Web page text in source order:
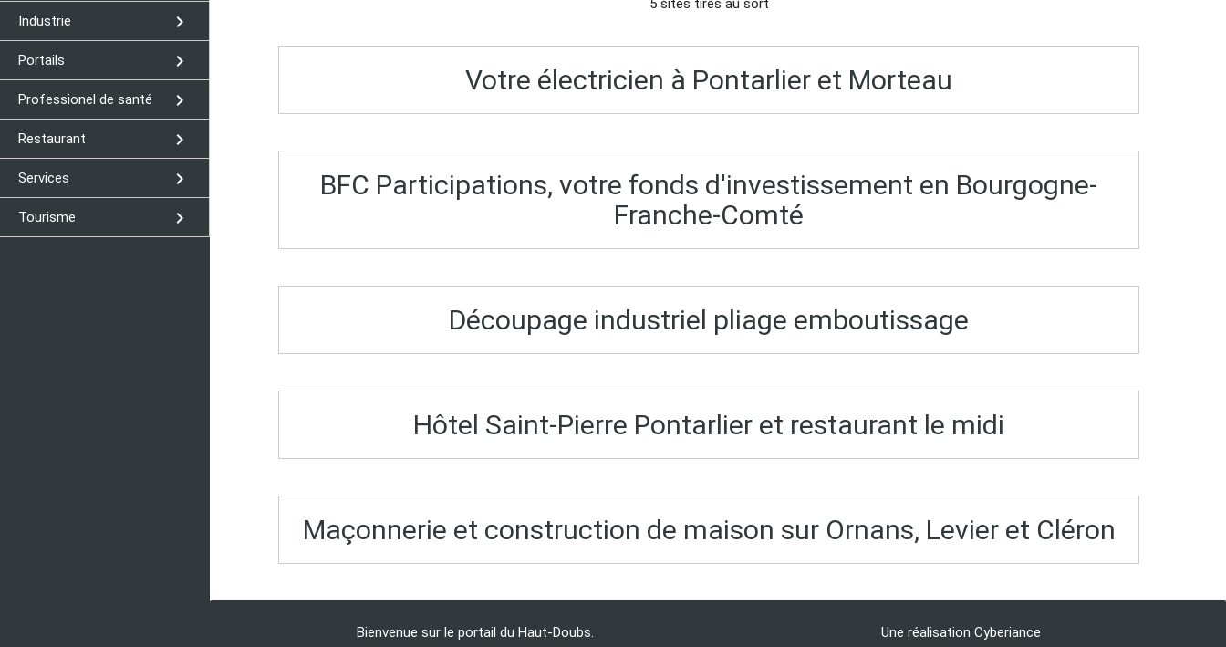
Industrie navigate_next
Portails navigate_next
Professionel de santé navigate_next
Restaurant navigate_next
Services navigate_next
Tourisme navigate_next
5 sites tirés au sort
Votre électricien à Pontarlier et Morteau
BFC Participations, votre fonds d'investissement en Bourgogne-
Franche-Comté
Découpage industriel pliage emboutissage
Hôtel Saint-Pierre Pontarlier et restaurant le midi
Maçonnerie et construction de maison sur Ornans, Levier et Cléron
Bienvenue sur le portail du Haut‑Doubs. Une réalisation Cyberiance